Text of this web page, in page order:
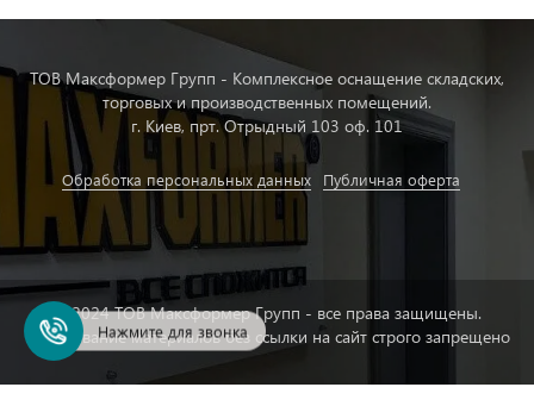
ТОВ Максформер Групп - Комплексное оснащение складских,
торговых и производственных помещений.
г. Киев, прт. Отрыдный 103 оф. 101
Обработка персональных данных Публичная оферта
© 2024 ТОВ Максформер Групп - все права защищены.
Копирование материалов без ссылки на сайт строго запрещено
Нажмите для звонка